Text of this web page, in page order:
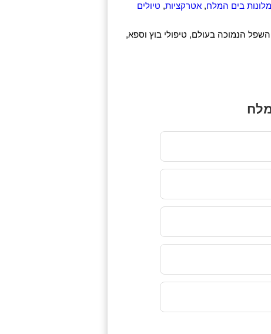
מלונות בים המלח, אטרקציות, טיולים
הנמוכה בעולם, טיפולי בוץ וספא,